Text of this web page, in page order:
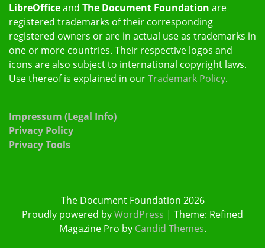
LibreOfficeand The Document Foundation are
registered trademarks of their corresponding
registered owners or are in actual use as trademarks in
one or more countries. Their respective logos and
icons are also subject to international copyright laws.
Use thereof is explained in ourTrademark Policy.
Impressum (Legal Info)
Privacy Policy
Privacy Tools
The Document Foundation 2026
Proudly powered byWordPress | Theme: Refined
Magazine Pro by Candid Themes.